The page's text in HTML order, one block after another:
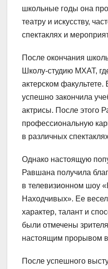
школьные годы она
театру и искусству,
спектаклях и
После окончания
Школу-студию МХАТ,
актерском факультете.
успешно закончила
актрисы. После этого
профессиональную
в различных
Однако настоящую
Равшана получила
в телевизионном шоу
Находчивых». Ее
характер, талант и
были отмечены
настоящим прорывом
После успешного